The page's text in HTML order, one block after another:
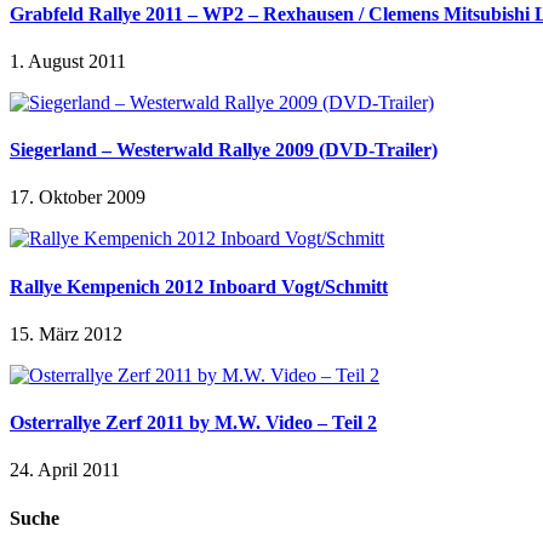
Grabfeld Rallye 2011 – WP2 – Rexhausen / Clemens
1. August 2011
Siegerland – Westerwald Rallye 2009 (DVD-Trailer)
17. Oktober 2009
Rallye Kempenich 2012 Inboard Vogt/Schmitt
15. März 2012
Osterrallye Zerf 2011 by M.W. Video – Teil 2
24. April 2011
Suche